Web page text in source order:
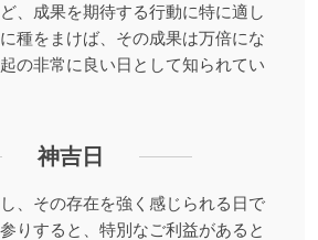
、成果を期待する行動に特に適し
種をまけば、その成果は万倍にな
の非常に良い日として知られてい
神吉日
、その存在を強く感じられる日で
りすると、特別なご利益があると